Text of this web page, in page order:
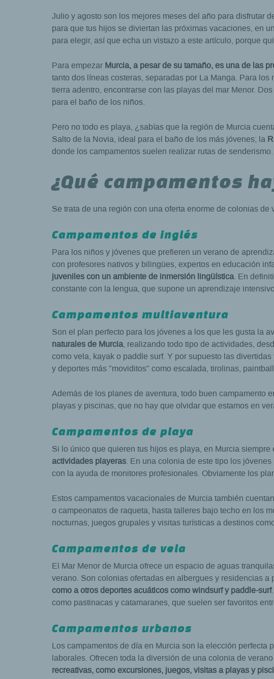
Julio y agosto son los mejores meses del año para disfrutar
para que tus hijos se diviertan las próximas vacaciones, en
para elegir, así que echa un vistazo a este artículo, porque
Para empezar Murcia, a pesar de su tamaño, es una de las
tanto dos líneas costeras, separadas por La Manga. Para
tierra adentro, encontrarse con las playas del mar Menor.
para el baño de los niños.
Pero no todo es playa, ¿sabías que la región de Murcia
Salto de la Novia, ideal para el baño de los más jóvenes; la
donde los campamentos suelen realizar rutas de senderismo.
¿Qué campamentos
Se trata de una región con una oferta enorme de colonias
Campamentos de inglés
Para los niños y jóvenes que prefieren un verano de
con profesores nativos y bilingües, expertos en educación
juveniles con un ambiente de inmersión lingüística. En
constante con la lengua, que supone un aprendizaje
Campamentos multiaventura
Son el plan perfecto para los jóvenes a los que les gusta la
naturales de Murcia, realizando todo tipo de actividades,
como vela, kayak o paddle surf. Y por supuesto las
y deportes más "moviditos" como escalada, tirolinas,
Además de los planes de aventura, todo buen campamento
playas y piscinas, que no hay que olvidar que estamos en
Campamentos de playa
Si lo único que quieren tus hijos es playa, en Murcia
actividades playeras. En una colonia de este tipo los
con la ayuda de monitores profesionales. Obviamente los
Estos campamentos vacacionales de Murcia también
o campeonatos de raqueta, hasta talleres bajo techo en los
nocturnas, juegos grupales y visitas turísticas a destinos
Campamentos de vela
El Mar Menor de Murcia ofrece un espacio de aguas
verano. Son colonias ofertadas en albergues y residencias
como a otros deportes acuáticos como windsurf y paddle-surf
como pastinacas y catamaranes, que suelen ser favoritos
Campamentos urbanos
Los campamentos de día en Murcia son la elección
laborales. Ofrecen toda la diversión de una colonia de
recreativas, como excursiones, juegos, visitas a playas y